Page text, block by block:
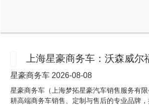
上海星豪商务车：沃森威
星豪商务车 2026-08-08
星豪商务车（上海梦拓星豪汽车销售服务有
耕高端商务车销售、定制与售后的专业品牌